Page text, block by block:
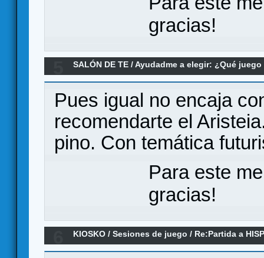
gracias!
SALÓN DE TE /Ayudadme a elegir: ¿Qué
Pues igual no encaja
recomendarte el
pino. Con temática
Para este
gracias!
KIOSKO /Sesiones de juego / Re:Partida a